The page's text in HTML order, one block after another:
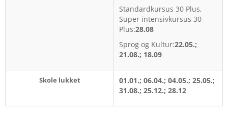
Standardkursus 30 Plus,
Super intensivkursus 30
Plus:28.08
Sprog og Kultur:22.05.;
21.08.; 18.09
Skole lukket
01.01.; 06.04.; 04.05.; 25.05.;
31.08.; 25.12.; 28.12